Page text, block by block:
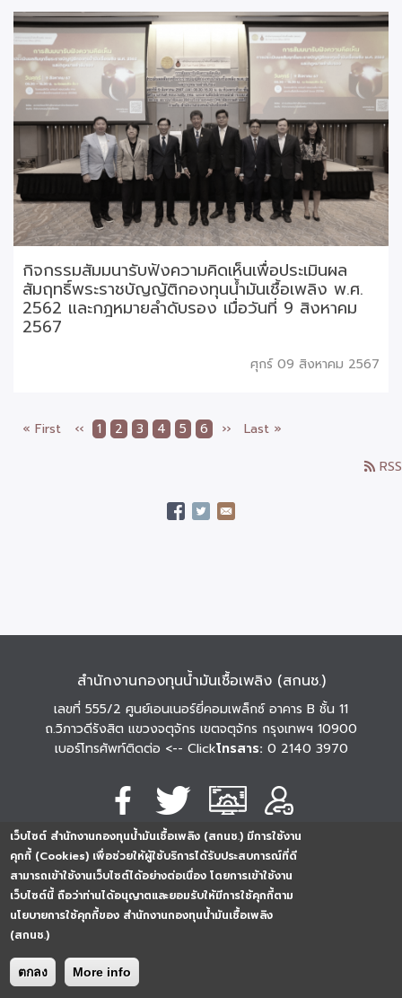
เว็บไซต์ สำนักงานกองทุนน้ำมันเชื้อเพลิง (สกนช.) มีการใช้งาน
คุกกี้ (Cookies) เพื่อช่วยให้ผู้ใช้บริการได้รับประสบการณ์ที่ดี
สามารถเข้าใช้งานเว็บไซต์ได้อย่างต่อเนื่อง โดยการเข้าใช้งาน
เว็บไซต์นี้ ถือว่าท่านได้อนุญาตและยอมรับให้มีการใช้คุกกี้ตาม
นโยบายการใช้คุกกี้ของ สำนักงานกองทุนน้ำมันเชื้อเพลิง
(สกนช.)
ตกลง More info
กิจกรรมสัมมนารับฟังความคิดเห็นเพื่อประเมินผล
สัมฤทธิ์พระราชบัญญัติกองทุนน้ำมันเชื้อเพลิง พ.ศ.
2562 และกฎหมายลำดับรอง เมื่อวันที่ 9 สิงหาคม
2567
ศุกร์ 09 สิงหาคม 2567
Pagination
หน้า
« First
หน้า
‹‹ Page
1 Page
2
Current
3 Page
4 Page
5 Page
6
Next
››
Last
Last »
RSS
สำนักงานกองทุนน้ำมันเชื้อเพลิง (สกนช.)
เลขที่ 555/2 ศูนย์เอนเนอร์ยี่คอมเพล็กซ์ อาคาร B ชั้น 11
ถ.วิภาวดีรังสิต แขวงจตุจักร เขตจตุจักร กรุงเทพฯ 10900
เบอร์โทรศัพท์ติดต่อ <-- Clickโทรสาร: 0 2140 3970
นโยบายการคุ้มครอง
ข้อมูลส่วนบุคคล
นโยบายการรักษาความ
มั่นคงปลอดภัย
Analytics
254296
ครั้ง
0 2 5 4 2 9 6
Copyright © 2026. All rights reserved.